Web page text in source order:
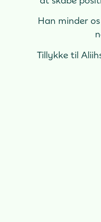
Han minder
Tillykke til